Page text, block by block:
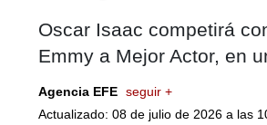
Oscar Isaac competirá
Emmy a Mejor Actor, en
Agencia EFE seguir +
Actualizado: 08 de julio de 2026 a las